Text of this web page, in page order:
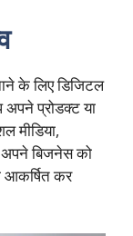
के लिए डिजिटल
प्रोडक्ट या
मीडिया,
बिजनेस को
आकर्षित कर